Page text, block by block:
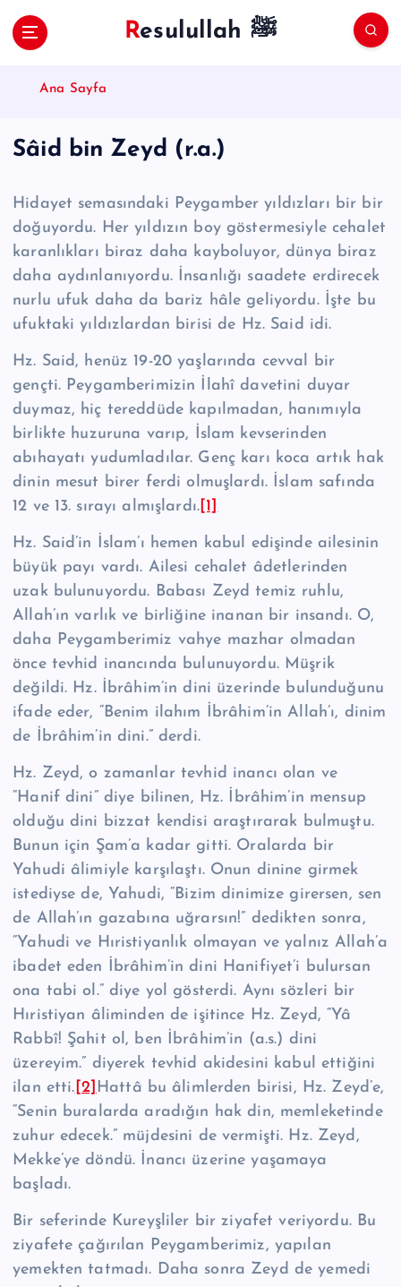
Resulullah ﷺ
Ana Sayfa
Sâid bin Zeyd (r.a.)
Hidayet semasındaki Peygamber yıldızları bir bir
doğuyordu. Her yıldızın boy göstermesiyle cehalet
karanlıkları biraz daha kayboluyor, dünya biraz
daha ay­dınlanı­yor­du. İnsanlığı saadete erdirecek
nurlu ufuk daha da bariz hâle geliyor­du. İşte bu
ufuktaki yıldızlardan birisi de Hz. Said idi.
Hz. Said, henüz 19-20 yaşlarında cevval bir
gençti. Peygamberimizin İlahî davetini du­yar
duymaz, hiç tereddüde kapılmadan, hanımıyla
birlikte huzuruna varıp, İslam kev­serinden
abıhayatı yudumladılar. Genç karı koca artık hak
di­nin mesut birer ferdi ol­muşlardı. İslam safında
12 ve 13. sırayı al­mışlardı. [1]
Hz. Said’in İslam’ı hemen kabul edişinde ailesinin
büyük payı vardı. Ailesi cehalet âdetlerinden
uzak bulunuyordu. Babası Zeyd temiz ruhlu,
Allah’ın var­lık ve birliğine inanan bir insandı. O,
daha Peygamberimiz vahye mazhar olma­dan
önce tevhid inancında bulunuyordu. Müşrik
değildi. Hz. İbrâhim’in dini üzerinde bulunduğunu
ifade eder, “Benim ilahım İbrâhim’in Allah’ı, dinim
de İbrâhim’in dini.” derdi.
Hz. Zeyd, o zamanlar tevhid inancı olan ve
“Hanif dini” diye bilinen, Hz. İbrâhim’in mensup
olduğu dini bizzat kendisi araştırarak bulmuştu.
Bunun için Şam’a kadar gitti. Oralarda bir
Yahudi âlimiyle karşılaştı. Onun dinine girmek
istediyse de, Yahu­di, “Bizim dinimize girersen, sen
de Allah’ın gazabına uğrar­sın!” dedikten sonra,
“Ya­­hudi ve Hıristiyanlık olmayan ve yalnız Allah’a
ibadet eden İbrâhim’in dini Ha­ni­fi­yet’i bulursan
ona tabi ol.” diye yol gösterdi. Aynı sözleri bir
Hıristiyan âliminden de işi­tince Hz. Zeyd, “Yâ
Rabbî! Şahit ol, ben İbrâhim’in (a.s.) dini
üzereyim.” diyerek tev­hid akidesini kabul ettiğini
ilan et­ti. [2] Hattâ bu âlimlerden birisi, Hz. Zeyd’e,
“Senin buralarda aradığın hak din, memleketinde
zuhur edecek.” müjdesini de vermişti. Hz. Zeyd,
Mekke’ye dön­dü. İnancı üzerine yaşamaya
başladı.
Bir seferinde Kureyşliler bir ziyafet veriyordu. Bu
ziyafete çağırılan Pey­gambe­ri­miz, yapılan
yemekten tatmadı. Daha sonra Zeyd de yemedi